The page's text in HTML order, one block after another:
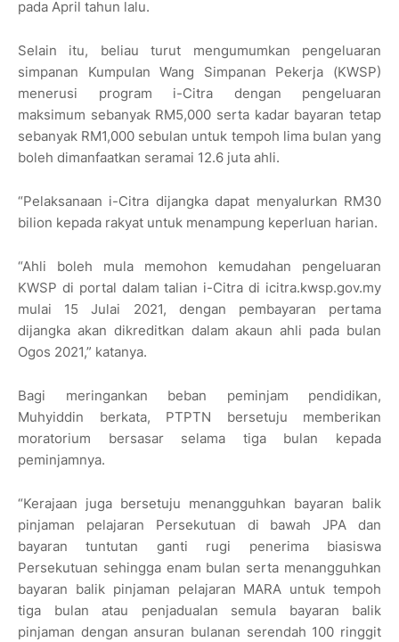
pada April tahun lalu.
Selain itu, beliau turut mengumumkan pengeluaran
simpanan Kumpulan Wang Simpanan Pekerja (KWSP)
menerusi program i-Citra dengan pengeluaran
maksimum sebanyak RM5,000 serta kadar bayaran tetap
sebanyak RM1,000 sebulan untuk tempoh lima bulan yang
boleh dimanfaatkan seramai 12.6 juta ahli.
“Pelaksanaan i-Citra dijangka dapat menyalurkan RM30
bilion kepada rakyat untuk menampung keperluan harian.
“Ahli boleh mula memohon kemudahan pengeluaran
KWSP di portal dalam talian i-Citra di icitra.kwsp.gov.my
mulai 15 Julai 2021, dengan pembayaran pertama
dijangka akan dikreditkan dalam akaun ahli pada bulan
Ogos 2021,” katanya.
Bagi meringankan beban peminjam pendidikan,
Muhyiddin berkata, PTPTN bersetuju memberikan
moratorium bersasar selama tiga bulan kepada
peminjamnya.
“Kerajaan juga bersetuju menangguhkan bayaran balik
pinjaman pelajaran Persekutuan di bawah JPA dan
bayaran tuntutan ganti rugi penerima biasiswa
Persekutuan sehingga enam bulan serta menangguhkan
bayaran balik pinjaman pelajaran MARA untuk tempoh
tiga bulan atau penjadualan semula bayaran balik
pinjaman dengan ansuran bulanan serendah 100 ringgit